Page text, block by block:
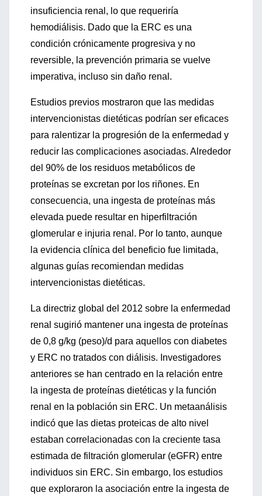
insuficiencia renal, lo que requeriría
hemodiálisis. Dado que la ERC es una
condición crónicamente progresiva y no
reversible, la prevención primaria se vuelve
imperativa, incluso sin daño renal.
Estudios previos mostraron que las medidas
intervencionistas dietéticas podrían ser eficaces
para ralentizar la progresión de la enfermedad y
reducir las complicaciones asociadas. Alrededor
del 90% de los residuos metabólicos de
proteínas se excretan por los riñones. En
consecuencia, una ingesta de proteínas más
elevada puede resultar en hiperfiltración
glomerular e injuria renal. Por lo tanto, aunque
la evidencia clínica del beneficio fue limitada,
algunas guías recomiendan medidas
intervencionistas dietéticas.
La directriz global del 2012 sobre la enfermedad
renal sugirió mantener una ingesta de proteínas
de 0,8 g/kg (peso)/d para aquellos con diabetes
y ERC no tratados con diálisis. Investigadores
anteriores se han centrado en la relación entre
la ingesta de proteínas dietéticas y la función
renal en la población sin ERC. Un metaanálisis
indicó que las dietas proteicas de alto nivel
estaban correlacionadas con la creciente tasa
estimada de filtración glomerular (eGFR) entre
individuos sin ERC. Sin embargo, los estudios
que exploraron la asociación entre la ingesta de